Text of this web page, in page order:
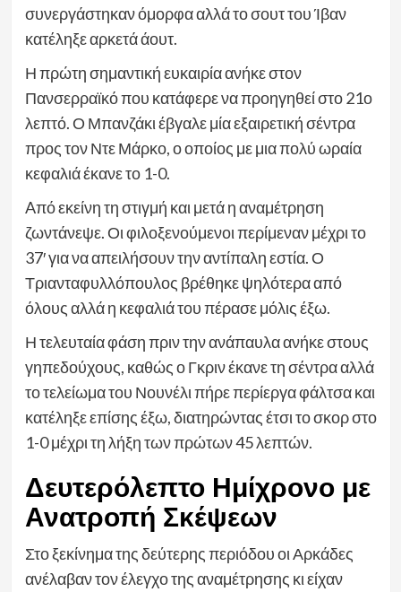
συνεργάστηκαν όμορφα αλλά το σουτ του Ίβαν
κατέληξε αρκετά άουτ.
Η πρώτη σημαντική ευκαιρία ανήκε στον
Πανσερραϊκό που κατάφερε να προηγηθεί στο 21ο
λεπτό. Ο Μπανζάκι έβγαλε μία εξαιρετική σέντρα
προς τον Ντε Μάρκο, ο οποίος με μια πολύ ωραία
κεφαλιά έκανε το 1-0.
Aπό εκείνη τη στιγμή και μετά η αναμέτρηση
ζωντάνεψε. Οι φιλοξενούμενοι περίμεναν μέχρι το
37′ για να απειλήσουν την αντίπαλη εστία. Ο
Τριανταφυλλόπουλος βρέθηκε ψηλότερα από
όλους αλλά η κεφαλιά του πέρασε μόλις έξω.
Η τελευταία φάση πριν την ανάπαυλα ανήκε στους
γηπεδούχους, καθώς ο Γκριν έκανε τη σέντρα αλλά
το τελείωμα του Νουνέλι πήρε περίεργα φάλτσα και
κατέληξε επίσης έξω, διατηρώντας έτσι το σκορ στο
1-0 μέχρι τη λήξη των πρώτων 45 λεπτών.
Δευτερόλεπτο Ημίχρονο με
Ανατροπή Σκέψεων
Στο ξεκίνημα της δεύτερης περιόδου οι Αρκάδες
ανέλαβαν τον έλεγχο της αναμέτρησης κι είχαν